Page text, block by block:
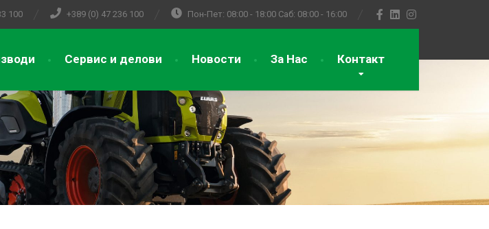
100 +389 (0) 47 236 100 Пон-Пет: 08:00 - 18:00 Саб: 08:00 - 16:00
Сервис и делови Новости За Нас Контакт